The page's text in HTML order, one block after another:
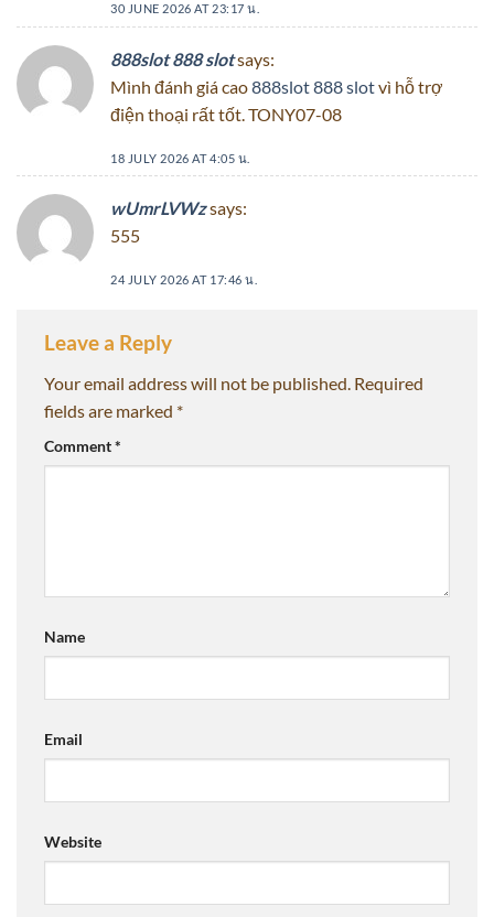
30 JUNE 2026 AT 23:17 น.
888slot 888 slotsays:
Mình đánh giá cao888slot 888 slotvì hỗ trợ
điện thoại rất tốt. TONY07-08
18 JULY 2026 AT 4:05 น.
wUmrLVWzsays:
555
24 JULY 2026 AT 17:46 น.
Leave a Reply
Your email address will not be published. Required
fields are marked *
Comment*
Name
Email
Website